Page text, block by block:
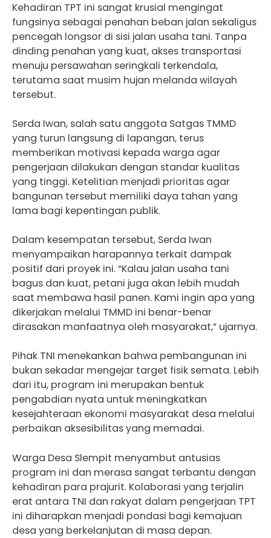
Kehadiran TPT ini sangat krusial mengingat
fungsinya sebagai penahan beban jalan sekaligus
pencegah longsor di sisi jalan usaha tani. Tanpa
dinding penahan yang kuat, akses transportasi
menuju persawahan seringkali terkendala,
terutama saat musim hujan melanda wilayah
tersebut.
Serda Iwan, salah satu anggota Satgas TMMD
yang turun langsung di lapangan, terus
memberikan motivasi kepada warga agar
pengerjaan dilakukan dengan standar kualitas
yang tinggi. Ketelitian menjadi prioritas agar
bangunan tersebut memiliki daya tahan yang
lama bagi kepentingan publik.
Dalam kesempatan tersebut, Serda Iwan
menyampaikan harapannya terkait dampak
positif dari proyek ini. “Kalau jalan usaha tani
bagus dan kuat, petani juga akan lebih mudah
saat membawa hasil panen. Kami ingin apa yang
dikerjakan melalui TMMD ini benar-benar
dirasakan manfaatnya oleh masyarakat,” ujarnya.
Pihak TNI menekankan bahwa pembangunan ini
bukan sekadar mengejar target fisik semata. Lebih
dari itu, program ini merupakan bentuk
pengabdian nyata untuk meningkatkan
kesejahteraan ekonomi masyarakat desa melalui
perbaikan aksesibilitas yang memadai.
Warga Desa Slempit menyambut antusias
program ini dan merasa sangat terbantu dengan
kehadiran para prajurit. Kolaborasi yang terjalin
erat antara TNI dan rakyat dalam pengerjaan TPT
ini diharapkan menjadi pondasi bagi kemajuan
desa yang berkelanjutan di masa depan.